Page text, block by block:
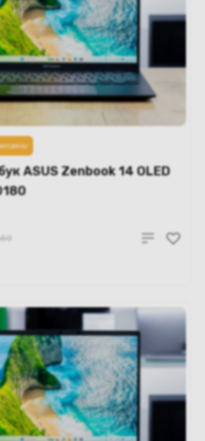
ASUS Zenbook 14 OLED